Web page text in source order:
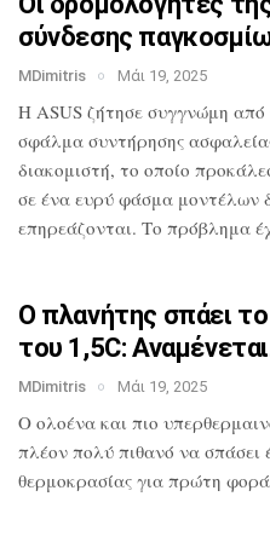
σύνδεσης
MDimitris Μάι 19, 2025
Η ASUS ζήτησε συγγνώμη από
σφάλμα συντήρησης
διακομιστή, το οποίο
σε ένα ευρύ φάσμα μοντέλων
επηρεάζονται. Το πρόβλημα
Ο πλανήτης σπάει
του 1,5C:
MDimitris Μάι 19, 2025
O ολοένα και πιο
πλέον πολύ πιθανό να σπάσει
θερμοκρασίας για πρώτη